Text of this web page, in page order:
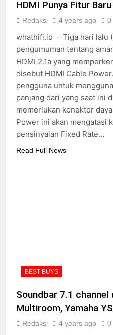
HDMI Punya Fitur
Redaksi 4 years ago 0
whathifi.id – Tiga hari lalu
pengumuman tentang
HDMI 2.1a yang
disebut HDMI Cable
pengguna untuk
panjang dari yang saat ini
memerlukan konektor
Power ini akan mengatasi
pensinyalan Fixed Rate…
Read Full News
BEST BUYS
Soundbar 7.1
Multiroom, Yamaha
Redaksi 4 years ago 0